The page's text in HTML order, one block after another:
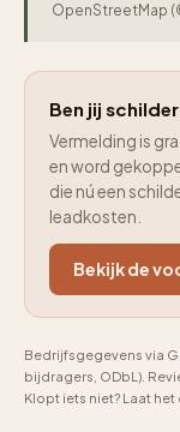
OpenStreetMap
Ben jij
Vermelding is
en word
die nú een
leadkosten.
Bekijk de
Bedrijfsgegevens via
bijdragers, ODbL).
Klopt iets niet? Laat het